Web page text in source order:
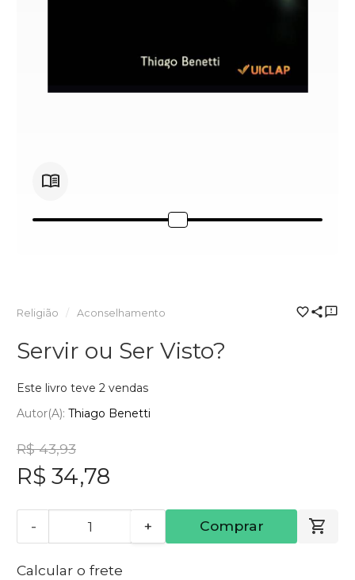
Religião Aconselhamento
Servir ou Ser Visto?
Este livro teve 2 vendas
Autor(a): Thiago Benetti
R$ 43,93
R$ 34,78
- + Comprar
Calcular o frete